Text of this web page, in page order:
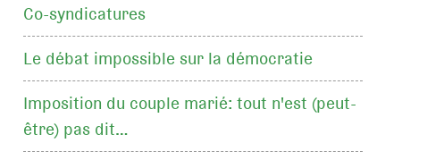
Co-syndicatures
Le débat impossible sur la démocratie
Imposition du couple marié: tout n'est (peut-
être) pas dit…